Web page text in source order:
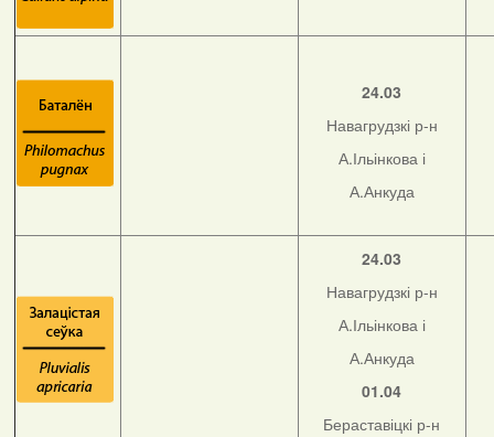
24.03
Навагрудзкі р-н
А.Ільінкова і
А.Анкуда
24.03
Навагрудзкі р-н
А.Ільінкова і
А.Анкуда
01.04
Бераставіцкі р-н